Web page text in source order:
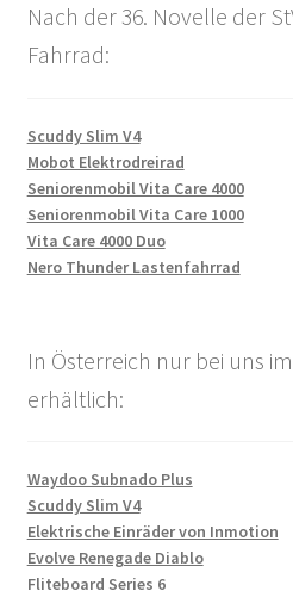
Nach der 36. Novelle der
Fahrrad:
Scuddy Slim V4
Mobot Elektrodreirad
Seniorenmobil Vita Care 4000
Seniorenmobil Vita Care 1000
Vita Care 4000 Duo
Nero Thunder Lastenfahrrad
In Österreich nur bei uns
erhältlich:
Waydoo Subnado Plus
Scuddy Slim V4
Elektrische Einräder von Inmotion
Evolve Renegade Diablo
Fliteboard Series 6